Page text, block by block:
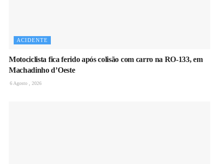
ACIDENTE
Motociclista fica ferido após colisão com carro na RO-133, em
Machadinho d’Oeste
6 Agosto , 2026